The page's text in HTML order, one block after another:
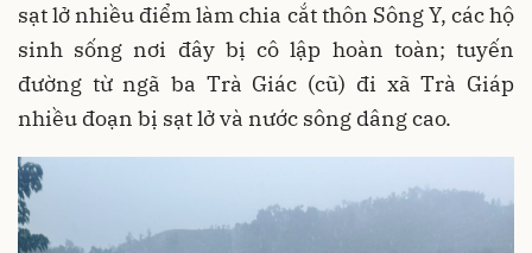
sạt lở nhiều điểm làm chia cắt thôn Sông Y, các hộ
sinh sống nơi đây bị cô lập hoàn toàn; tuyến
đường từ ngã ba Trà Giác (cũ) đi xã Trà Giáp
nhiều đoạn bị sạt lở và nước sông dâng cao.